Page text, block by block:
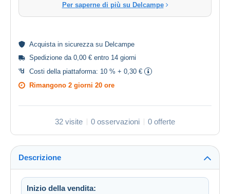
Per saperne di più su Delcampe
Acquista in sicurezzasu Delcampe
Spedizione da 0,00 € entro 14 giorni
Costi della piattaforma: 10 % + 0,30 €
Rimangono 2 giorni 20 ore
32 visite 0 osservazioni 0 offerte
Descrizione
Inizio della vendita: